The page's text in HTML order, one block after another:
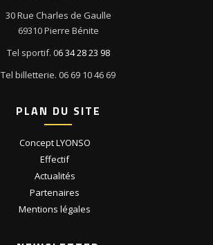
30 Rue Charles de Gaulle
69310 Pierre Bénite
Tel sportif. 06 34 28 23 98
Tel billetterie. 06 69 10 46 69
PLAN DU SITE
Concept LYONSO
Effectif
Actualités
Partenaires
Mentions légales